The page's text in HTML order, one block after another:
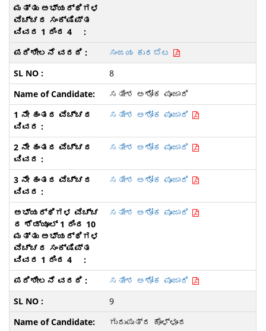
ಸಂಜಯ ಕುರಬೆಟ
8
ಸತೀಶ ಅಶೋಕ ಪೂಜಾರಿ
ಸತೀಶ ಅಶೋಕ ಪೂಜಾರಿ
ಸತೀಶ ಅಶೋಕ ಪೂಜಾರಿ
ಸತೀಶ ಅಶೋಕ ಪೂಜಾರಿ
ಸತೀಶ ಅಶೋಕ ಪೂಜಾರಿ
ಸತೀಶ ಅಶೋಕ ಪೂಜಾರಿ
9
ಗುರುಪುತ್ರ ಕೊಳ್ಳೂರ